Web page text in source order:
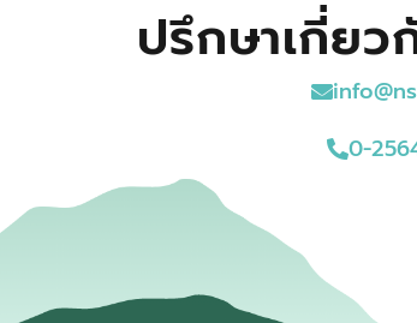
ปรึกษาเกี่ยว
0-